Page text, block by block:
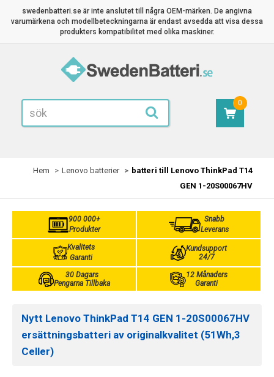
swedenbatteri.se är inte anslutet till några OEM-märken. De angivna
varumärkena och modellbeteckningarna är endast avsedda att visa dessa
produkters kompatibilitet med olika maskiner.
0
Hem Lenovo batterier
batteri till Lenovo ThinkPad T14
GEN 1-20S00067HV
900 000+
Produkter
Snabb
Leverans
Kvalitets
Garanti
Kundsupport
24/7
30 Dagars
Pengarna Tillbaka
12 Månaders
Garanti
Nytt Lenovo ThinkPad T14 GEN 1-20S00067HV
ersättningsbatteri av originalkvalitet (51Wh,3
Celler)